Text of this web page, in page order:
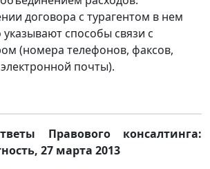
договора с турагентом в нем
указывают способы связи с
(номера телефонов, факсов,
почты).
Правового консалтинга:
, 27 марта 2013